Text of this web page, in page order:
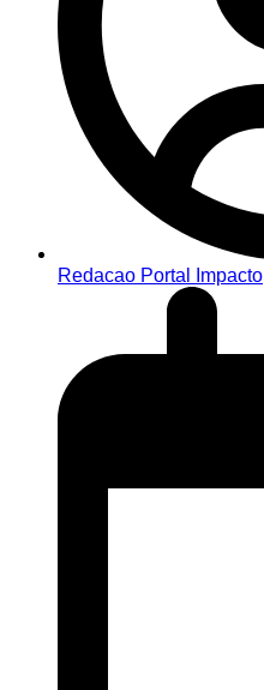
Redacao Portal Impacto